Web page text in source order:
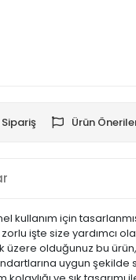
Ürün
kullanım için
işte size yardımcı
olduğunuz bu ürün,
uygun şekilde